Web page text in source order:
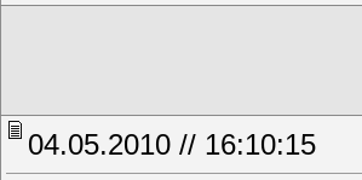
04.05.2010 // 16:10:15